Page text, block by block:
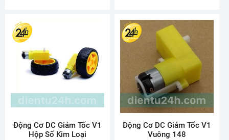
Động Cơ DC Giảm Tốc V1
Hộp Số Kim Loại
Động Cơ DC Giảm Tốc V1
Vuông 148